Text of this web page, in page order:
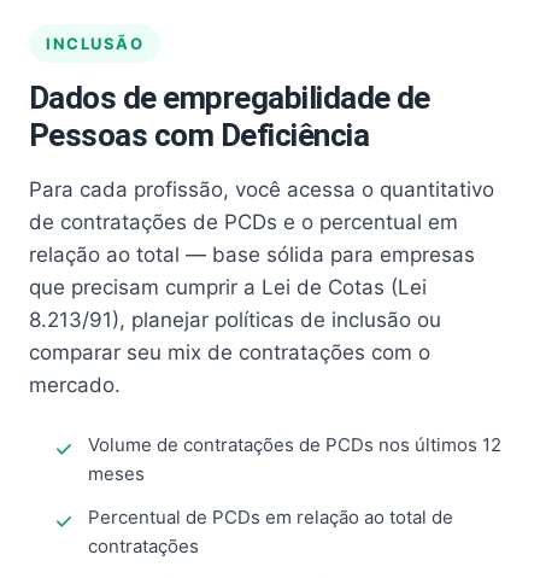
INCLUSÃO
Dados de empregabilidade de
Pessoas com Deficiência
Para cada profissão, você acessa o quantitativo
de contratações de PCDs e o percentual em
relação ao total — base sólida para empresas
que precisam cumprir a Lei de Cotas (Lei
8.213/91), planejar políticas de inclusão ou
comparar seu mix de contratações com o
mercado.
Volume de contratações de PCDs nos últimos 12
meses
Percentual de PCDs em relação ao total de
contratações